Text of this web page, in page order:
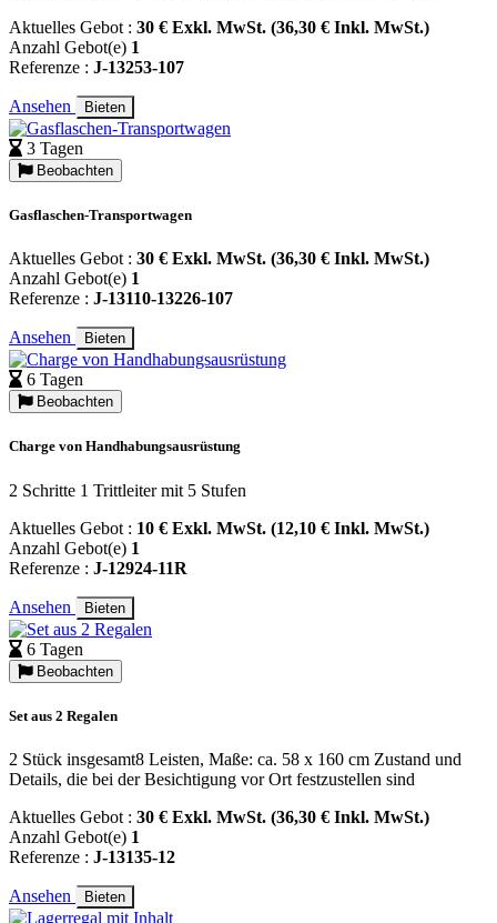
Aktuelles Gebot : 30 € Exkl. MwSt. (36,30 € Inkl. MwSt.)
Anzahl Gebot(e) 1
Referenze : J-13253-107
Ansehen Bieten
3 Tagen
Beobachten
Gasflaschen-Transportwagen
Aktuelles Gebot : 30 € Exkl. MwSt. (36,30 € Inkl. MwSt.)
Anzahl Gebot(e) 1
Referenze : J-13110-13226-107
Ansehen Bieten
6 Tagen
Beobachten
Charge von Handhabungsausrüstung
2 Schritte 1 Trittleiter mit 5 Stufen
Aktuelles Gebot : 10 € Exkl. MwSt. (12,10 € Inkl. MwSt.)
Anzahl Gebot(e) 1
Referenze : J-12924-11R
Ansehen Bieten
6 Tagen
Beobachten
Set aus 2 Regalen
2 Stück insgesamt8 Leisten, Maße: ca. 58 x 160 cm Zustand und
Details, die bei der Besichtigung vor Ort festzustellen sind
Aktuelles Gebot : 30 € Exkl. MwSt. (36,30 € Inkl. MwSt.)
Anzahl Gebot(e) 1
Referenze : J-13135-12
Ansehen Bieten